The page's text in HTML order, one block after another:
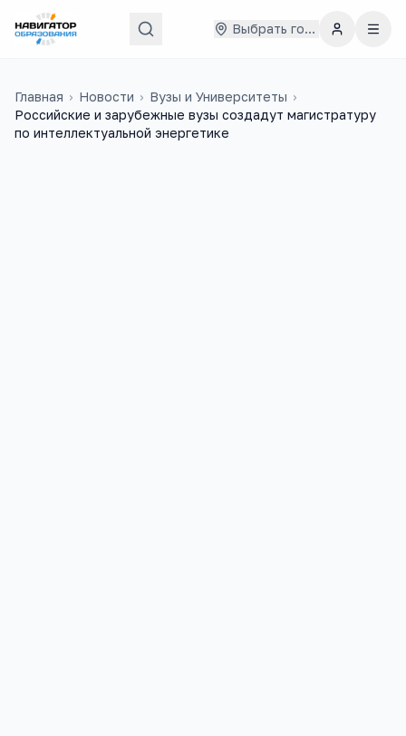
Выбрать город
Главная › Новости › Вузы и Университеты ›
Российские и зарубежные вузы создадут магистратуру
по интеллектуальной энергетике